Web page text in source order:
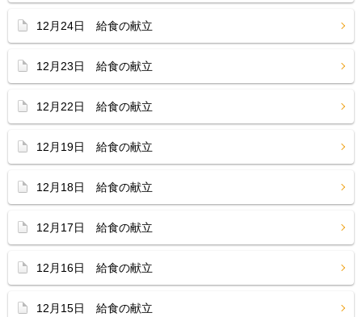
12月24日 給食の献立
12月23日 給食の献立
12月22日 給食の献立
12月19日 給食の献立
12月18日 給食の献立
12月17日 給食の献立
12月16日 給食の献立
12月15日 給食の献立